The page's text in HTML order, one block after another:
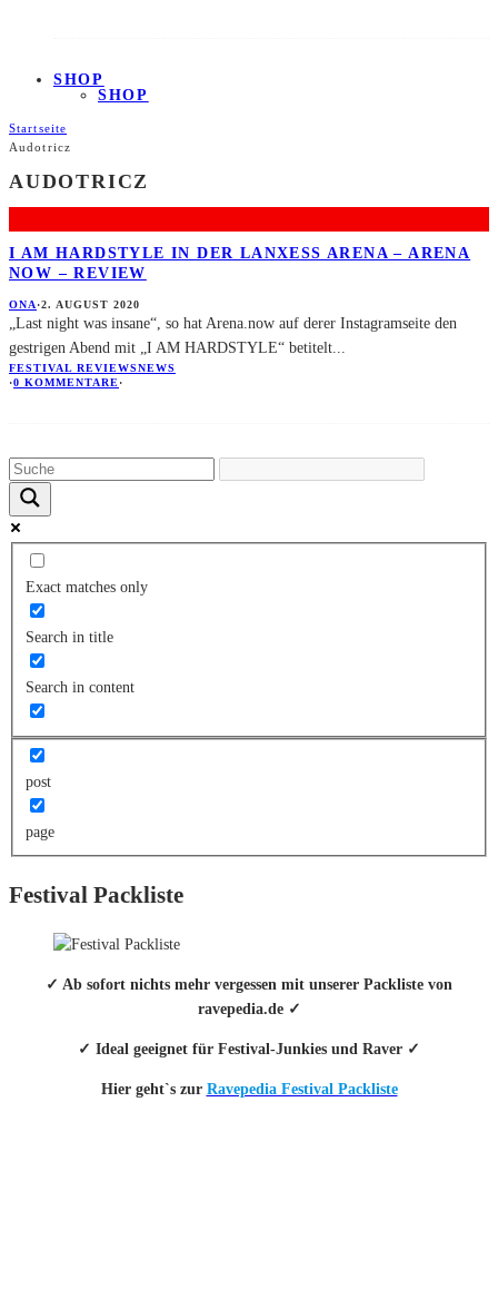
SHOP
SHOP
Startseite
Audotricz
AUDOTRICZ
I AM HARDSTYLE IN DER LANXESS ARENA – ARENA
NOW – REVIEW
ONA·2. AUGUST 2020
„Last night was insane“, so hat Arena.now auf derer Instagramseite den
gestrigen Abend mit „I AM HARDSTYLE“ betitelt
FESTIVAL REVIEWSNEWS
·0 KOMMENTARE·
Exact matches only
Search in title
Search in content
post
page
Festival Packliste
✓ Ab sofort nichts mehr vergessen mit unserer Packliste von
ravepedia.de ✓
✓ Ideal geeignet für Festival-Junkies und Raver ✓
Hier geht`s zur Ravepedia Festival Packliste